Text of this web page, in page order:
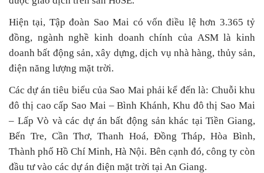
Hiện tại, Tập đoàn Sao Mai có vốn điều lệ hơn 3.365 tỷ
đồng, ngành nghề kinh doanh chính của ASM là kinh
doanh bất động sản, xây dựng, dịch vụ nhà hàng, thủy sản,
điện năng lượng mặt trời.
Các dự án tiêu biểu của Sao Mai phải kể đến là: Chuỗi khu
đô thị cao cấp Sao Mai – Bình Khánh, Khu đô thị Sao Mai
– Lấp Vò và các dự án bất động sản khác tại Tiền Giang,
Bến Tre, Cần Thơ, Thanh Hoá, Đồng Tháp, Hòa Bình,
Thành phố Hồ Chí Minh, Hà Nội. Bên cạnh đó, công ty còn
đầu tư vào các dự án điện mặt trời tại An Giang.